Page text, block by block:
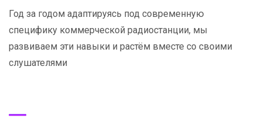
Год за годом адаптируясь под современную
специфику коммерческой радиостанции, мы
развиваем эти навыки и растём вместе со своими
слушателями